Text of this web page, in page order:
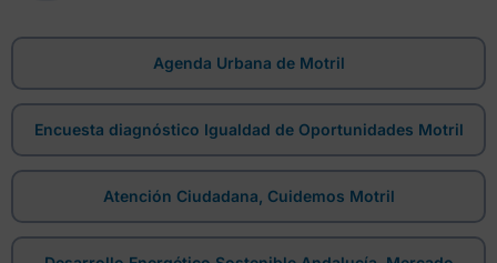
Agenda Urbana de Motril
Encuesta diagnóstico Igualdad de Oportunidades Motril
Atención Ciudadana, Cuidemos Motril